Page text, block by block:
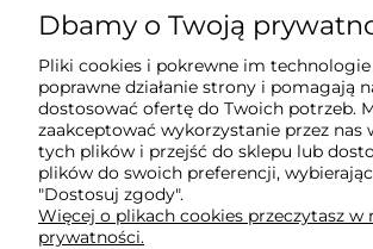
ul. Reglowa 13
60-113 Poznań
Moje konto
Płatność i dostawa
Dbamy o Twoją
Pliki cookies i pokrewne im
poprawne działanie strony i pomagają
dostosować ofertę do Twoich potrzeb.
zaakceptować wykorzystanie przez nas
tych plików i przejść do sklepu lub
plików do swoich preferencji,
"Dostosuj zgody".
Więcej o plikach cookies przeczytasz w
prywatności.